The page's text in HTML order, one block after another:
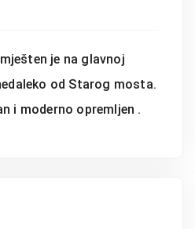
je na glavnoj
od Starog mosta.
i moderno opremljen .